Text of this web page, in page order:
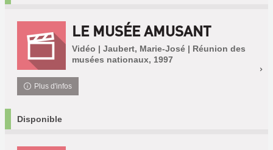
LE MUSÉE AMUSANT
Vidéo | Jaubert, Marie-José | Réunion des
musées nationaux, 1997
Plus d'infos
Disponible